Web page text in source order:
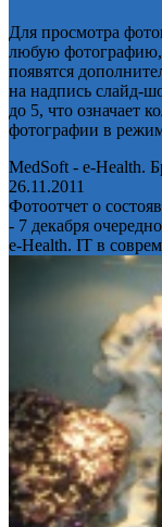
Для просмотра
любую фотографию,
появятся
на надпись слайд-
до 5, что означает
фотографии в
MedSoft - e-Health.
26.11.2011
Фотоотчет о
- 7 декабря
e-Health. IT в